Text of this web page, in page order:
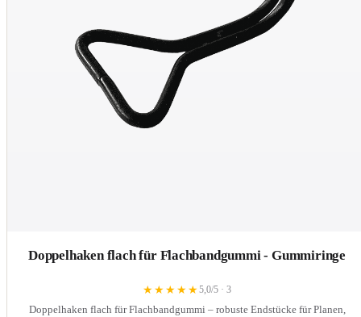
Doppelhaken flach für Flachbandgummi - Gummiringe
★ ★ ★ ★ ★5,0/5 · 3
Doppelhaken flach für Flachbandgummi – robuste Endstücke für Planen,